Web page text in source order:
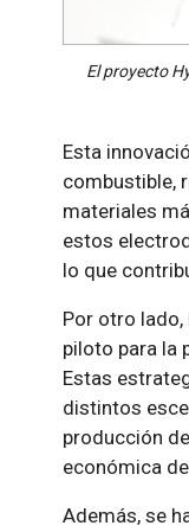
El proyecto
Esta
combustible,
materiales
estos
lo que
Por otro
piloto para la
Estas
distintos
producción
económica
Además, se